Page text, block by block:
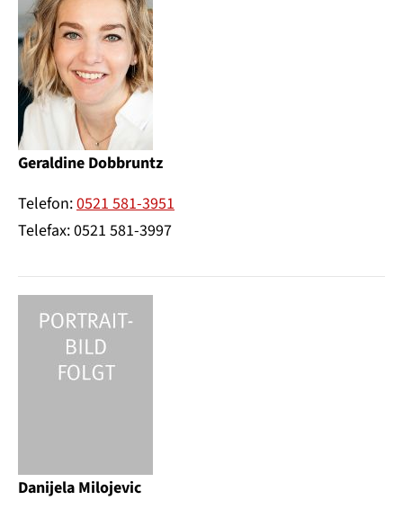
Geraldine Dobbruntz
Telefon:0521 581-3951
Telefax: 0521 581-3997
Danijela Milojevic